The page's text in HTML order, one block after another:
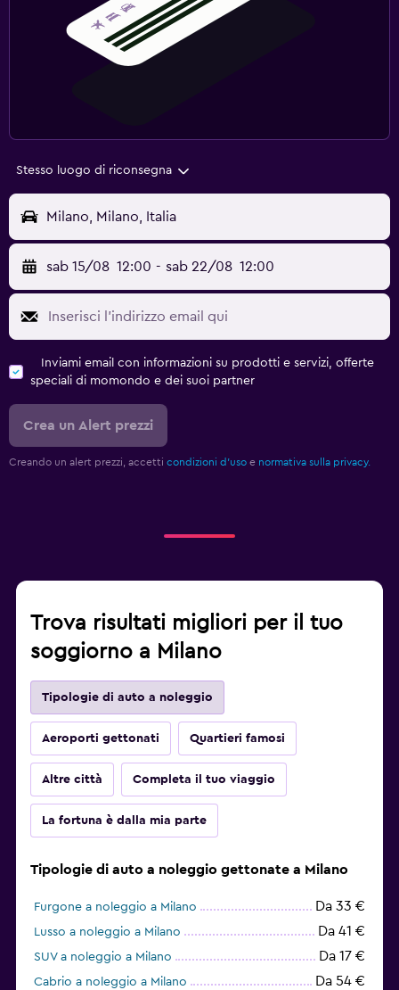
Stesso luogo di riconsegna
Milano, Milano, Italia
sab 15/08 12:00 - sab 22/08 12:00
Inviami email con informazioni su prodotti e servizi, offerte
speciali di momondo e dei suoi partner
Crea un Alert prezzi
Creando un alert prezzi, accetti condizioni d'uso e normativa sulla privacy.
Trova risultati migliori per il tuo
soggiorno a Milano
Tipologie di auto a noleggio
Aeroporti gettonati Quartieri famosi
Altre città Completa il tuo viaggio
La fortuna è dalla mia parte
Tipologie di auto a noleggio gettonate a Milano
Furgone a noleggio a Milano Da 33 €
Lusso a noleggio a Milano Da 41 €
SUV a noleggio a Milano Da 17 €
Cabrio a noleggio a Milano Da 54 €